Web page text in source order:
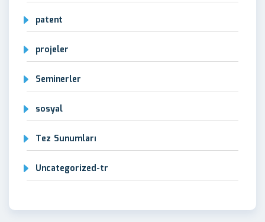
patent
projeler
Seminerler
sosyal
Tez Sunumları
Uncategorized-tr